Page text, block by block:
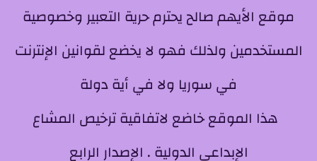
موقع الأيهم صالح يحترم حرية التعبير وخصوصية
المستخدمين ولذلك فهو لا يخضع لقوانين الإنترنت
في سوريا ولا في أية دولة
هذا الموقع خاضع لاتفاقية ترخيص المشاع
الإبداعي الدولية . الإصدار الرابع